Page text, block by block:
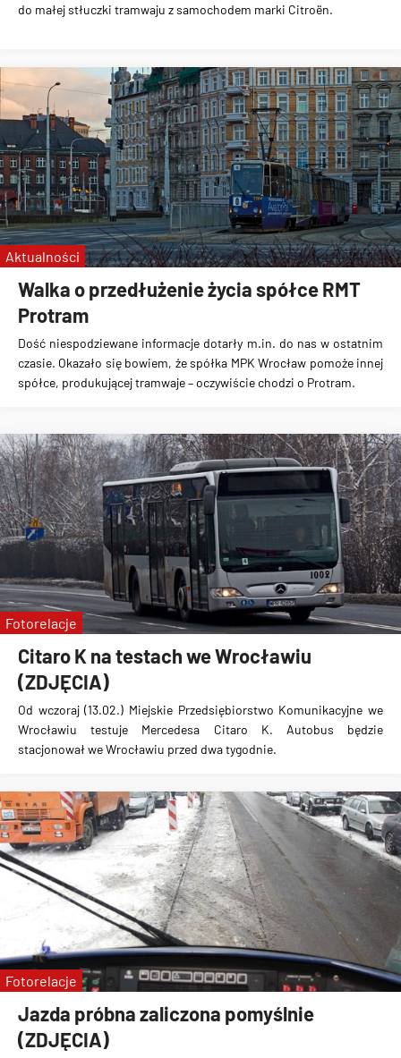
do małej stłuczki tramwaju z samochodem marki Citroën.
Walka o przedłużenie życia spółce RMT
Protram
Dość niespodziewane informacje dotarły m.in. do nas w ostatnim
czasie. Okazało się bowiem, że spółka MPK Wrocław pomoże innej
spółce, produkującej tramwaje – oczywiście chodzi o Protram.
Aktualności
Citaro K na testach we Wrocławiu
(ZDJĘCIA)
Od wczoraj (13.02.) Miejskie Przedsiębiorstwo Komunikacyjne we
Wrocławiu testuje Mercedesa Citaro K. Autobus będzie
stacjonował we Wrocławiu przed dwa tygodnie.
Fotorelacje
Jazda próbna zaliczona pomyślnie
(ZDJĘCIA)
Fotorelacje